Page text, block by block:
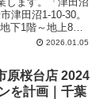
津田沼1-10-30。
下1階～地上8階
2026.01.05
原桜台店 2024
を計画｜千葉